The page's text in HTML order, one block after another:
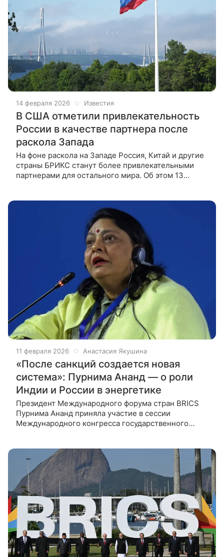
14 февраля 2026 Известия
В США отметили привлекательность
России в качестве партнера после
раскола Запада
На фоне раскола на Западе Россия, Китай и другие
страны БРИКС станут более привлекательными
партнерами для остального мира. Об этом 13
11 февраля 2026 Анастасия Якушина
«После санкций создается новая
система»: Пурнима Ананд — о роли
Индии и России в энергетике
Президент Международного форума стран BRICS
Пурнима Ананд приняла участие в сессии
Международного конгресса государственного